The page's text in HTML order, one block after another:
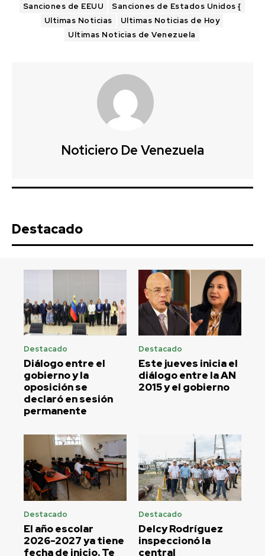
Sanciones de EEUU
Sanciones de Estados Unidos {
Ultimas Noticias
Ultimas Noticias de Hoy
Ultimas Noticias de Venezuela
Noticiero De Venezuela
Destacado
Destacado
Diálogo entre el
gobierno y la
oposición se
declaró en sesión
permanente
Destacado
Este jueves inicia el
diálogo entre la AN
2015 y el gobierno
Destacado
El año escolar
2026-2027 ya tiene
fecha de inicio. Te
Destacado
Delcy Rodríguez
inspeccionó la
central